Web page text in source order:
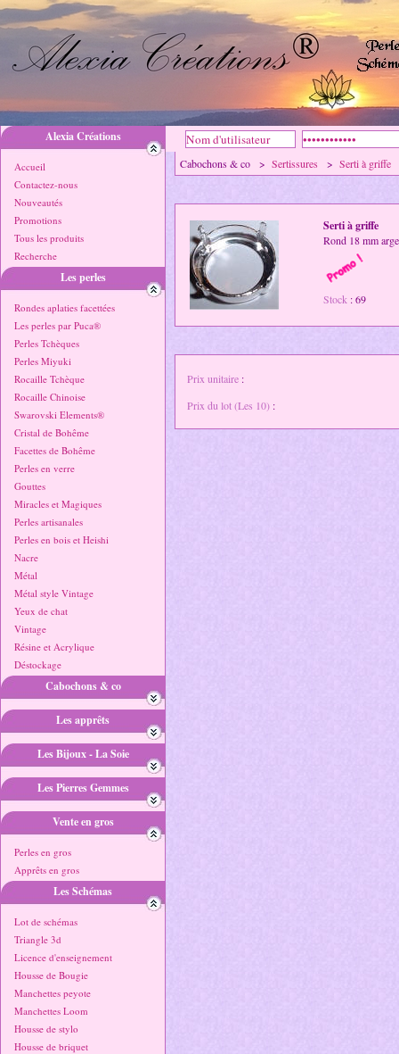
Alexia Créations
Accueil
Contactez-nous
Nouveautés
Promotions
Tous les produits
Recherche
Les perles
Rondes aplaties facettées
Les perles par Puca®
Perles Tchèques
Perles Miyuki
Rocaille Tchèque
Rocaille Chinoise
Swarovski Elements®
Cristal de Bohême
Facettes de Bohême
Perles en verre
Gouttes
Miracles et Magiques
Perles artisanales
Perles en bois et Heishi
Nacre
Métal
Métal style Vintage
Yeux de chat
Vintage
Résine et Acrylique
Déstockage
Cabochons & co
Les apprêts
Les Bijoux - La Soie
Les Pierres Gemmes
Vente en gros
Perles en gros
Apprêts en gros
Les Schémas
Lot de schémas
Triangle 3d
Licence d'enseignement
Housse de Bougie
Manchettes peyote
Manchettes Loom
Housse de stylo
Housse de briquet
Cabochons & co > Sertissures > Serti à griffe
Serti à griffe
Rond 18 mm
Stock : 69
Prix unitaire :
Prix du lot (Les 10) :